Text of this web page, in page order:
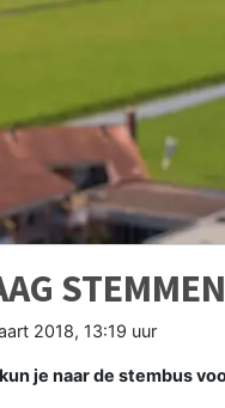
STEMMEN
2018, 13:19 uur
kun je naar de stembus